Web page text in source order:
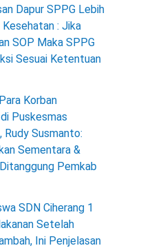
Dapur SPPG Lebih
: Jika
SOP Maka SPPG
Sesuai Ketentuan
Korban
Puskesmas
Rudy Susmanto:
Sementara &
Pemkab
SDN Ciherang 1
Setelah
Ini Penjelasan